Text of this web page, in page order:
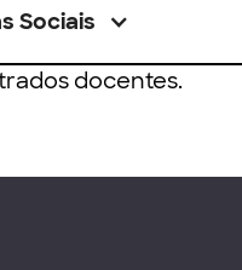
Sociais
docentes.